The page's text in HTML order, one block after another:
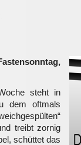
steht in
dem oftmals
treibt zornig
schüttet das